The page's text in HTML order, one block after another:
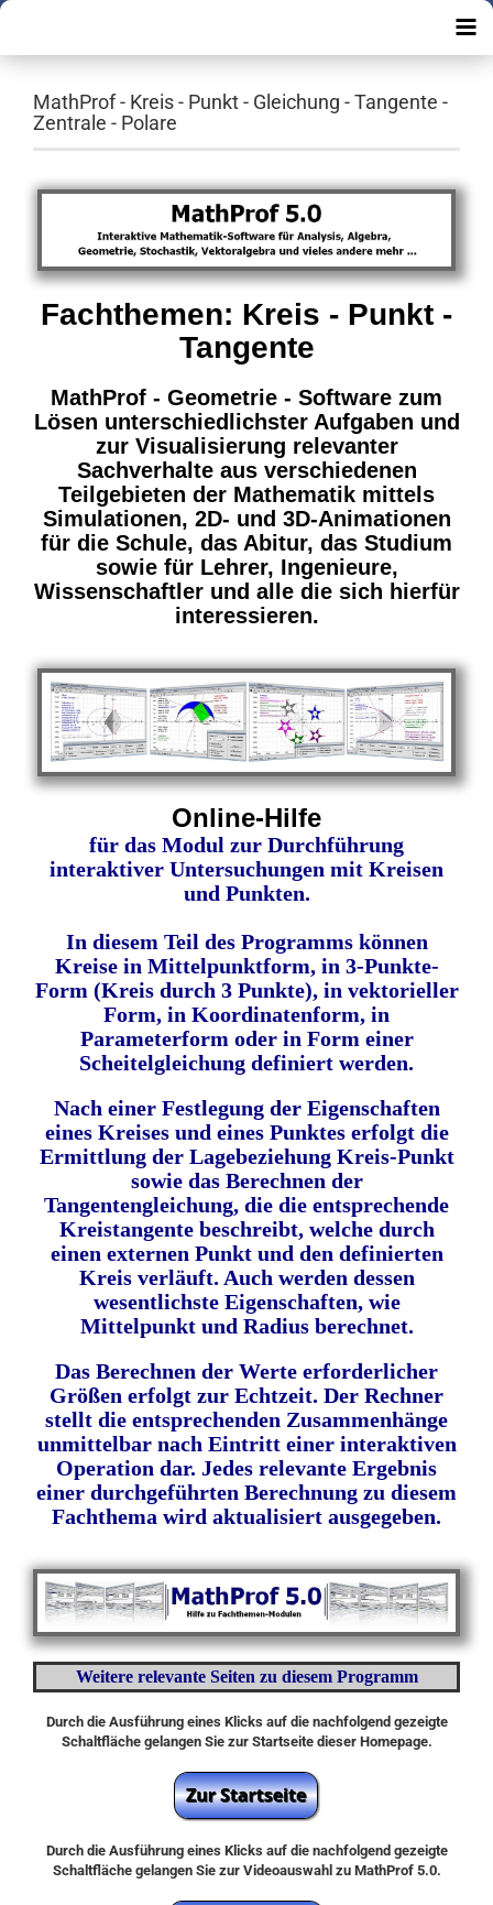
MathProf - Kreis - Punkt - Gleichung - Tangente -
Zentrale - Polare
Fachthemen: Kreis - Punkt -
Tangente
MathProf - Geometrie - Software zum
Lösen unterschiedlichster Aufgaben und
zur Visualisierung relevanter
Sachverhalte aus verschiedenen
Teilgebieten der Mathematik mittels
Simulationen, 2D- und 3D-Animationen
für die Schule, das Abitur, das Studium
sowie für Lehrer, Ingenieure,
Wissenschaftler und alle die sich hierfür
interessieren.
Online-Hilfe
für das Modul zur Durchführung
interaktiver Untersuchungen mit Kreisen
und Punkten.
In diesem Teil des Programms können
Kreise in Mittelpunktform, in 3-Punkte-
Form (Kreis durch 3 Punkte), in vektorieller
Form, in Koordinatenform, in
Parameterform oder in Form einer
Scheitelgleichung definiert werden.
Nach einer Festlegung der Eigenschaften
eines Kreises und eines Punktes erfolgt die
Ermittlung der Lagebeziehung Kreis-Punkt
sowie das Berechnen der
Tangentengleichung, die die entsprechende
Kreistangente beschreibt, welche durch
einen externen Punkt und den definierten
Kreis verläuft. Auch werden dessen
wesentlichste Eigenschaften, wie
Mittelpunkt und Radius berechnet.
Das Berechnen der Werte erforderlicher
Größen erfolgt zur Echtzeit. Der Rechner
stellt die entsprechenden Zusammenhänge
unmittelbar nach Eintritt einer interaktiven
Operation dar. Jedes relevante Ergebnis
einer durchgeführten Berechnung zu diesem
Fachthema wird aktualisiert ausgegeben.
Weitere relevante Seiten zu diesem Programm
Durch die Ausführung eines Klicks auf die nachfolgend gezeigte
Schaltfläche gelangen Sie zur Startseite dieser Homepage.
Durch die Ausführung eines Klicks auf die nachfolgend gezeigte
Schaltfläche gelangen Sie zur Videoauswahl zu MathProf 5.0.